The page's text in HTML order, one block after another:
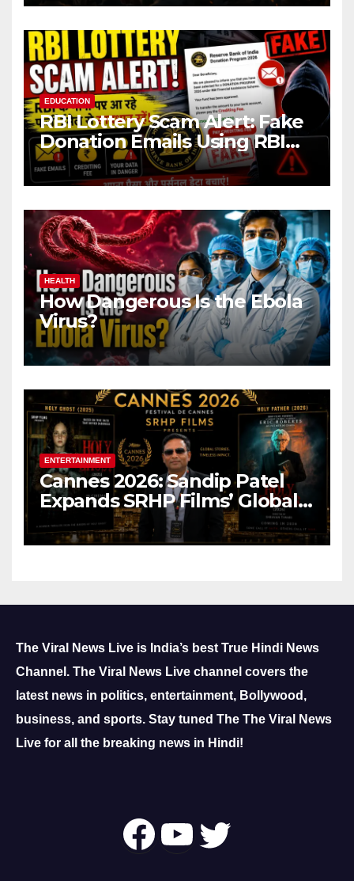
EDUCATION
RBI Lottery Scam Alert: Fake
Donation Emails Using RBI
Name Target Indian Users
HEALTH
How Dangerous Is the Ebola
Virus?
ENTERTAINMENT
Cannes 2026: Sandip Patel
Expands SRHP Films’ Global
Reach
The Viral News Live is India’s best True Hindi News
Channel. The Viral News Live channel covers the
latest news in politics, entertainment, Bollywood,
business, and sports. Stay tuned The The Viral News
Live for all the breaking news in Hindi!
Follow Us OnYouTube
Twitter